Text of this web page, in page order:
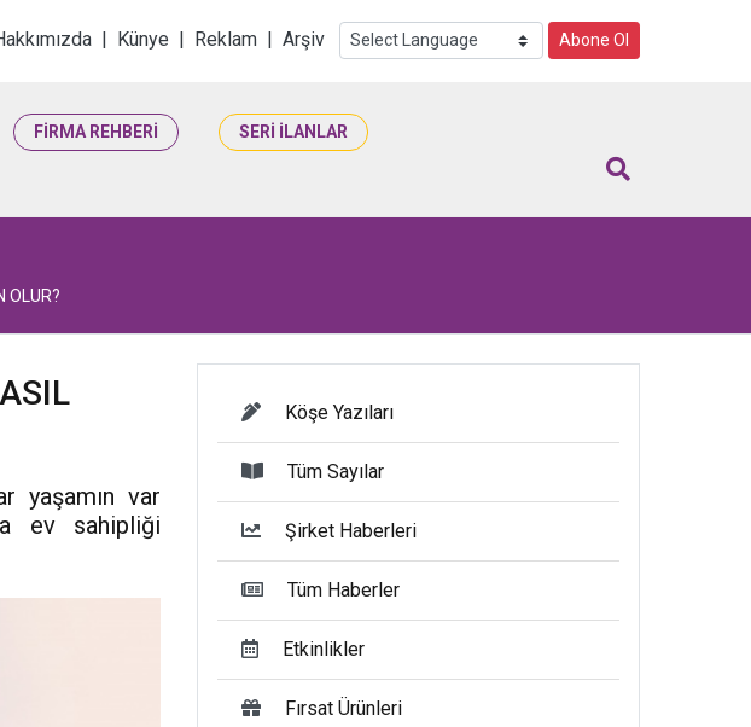
| Künye | Reklam | Arşiv Abone Ol
FİRMA REHBERİ SERİ İLANLAR
OLUR?
yaşamın var
ev sahipliği
Köşe Yazıları
Tüm Sayılar
Şirket Haberleri
Tüm Haberler
Etkinlikler
Fırsat Ürünleri